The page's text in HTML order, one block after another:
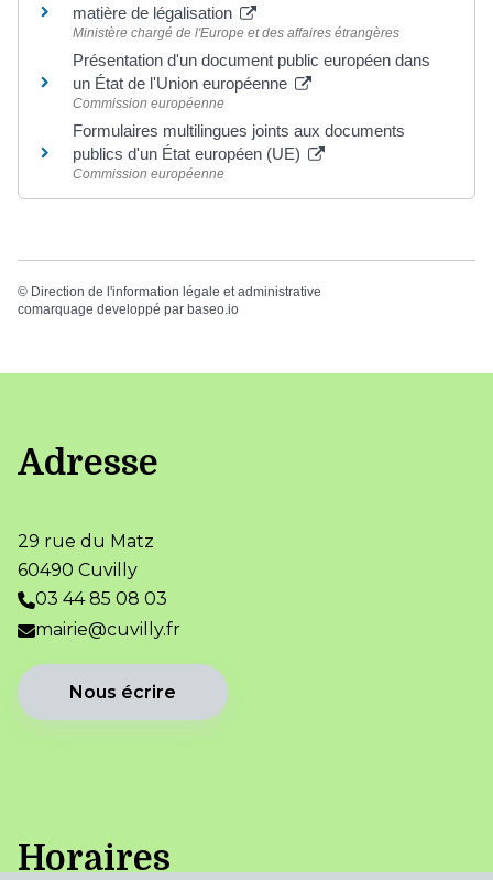
matière de légalisation
Ministère chargé de l'Europe et des affaires étrangères
Présentation d'un document public européen dans
un État de l'Union européenne
Commission européenne
Formulaires multilingues joints aux documents
publics d'un État européen (UE)
Commission européenne
© Direction de l'information légale et administrative
comarquage developpé par baseo.io
Adresse
29 rue du Matz
60490 Cuvilly
03 44 85 08 03
mairie@cuvilly.fr
Nous écrire
Horaires